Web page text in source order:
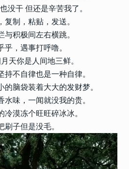
没干 但还是辛苦我了。
复制，粘贴，发送。
与积极间左右横跳。
乎，遇事打呼噜。
天你是人间地三鲜。
持不自律也是一种自律。
的脑袋装着大大的发财梦。
水味，一闻就没我的贵。
冷漠冻个旺旺碎冰冰。
刷子但是没毛。